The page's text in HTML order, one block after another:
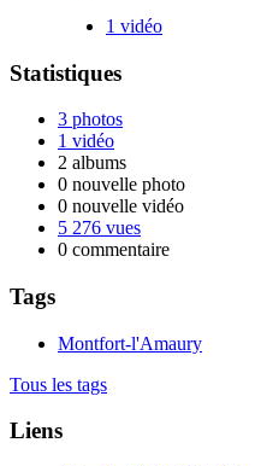
1 vidéo
Statistiques
3 photos
1 vidéo
2 albums
0 nouvelle photo
0 nouvelle vidéo
5 276 vues
0 commentaire
Tags
Montfort-l'Amaury
Tous les tags
Liens